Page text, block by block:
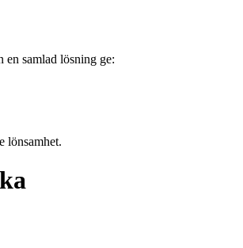
en samlad lösning ge:
lönsamhet.